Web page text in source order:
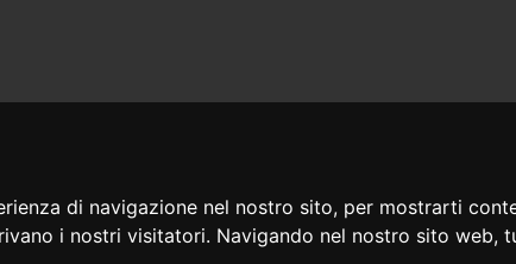
di navigazione nel nostro sito, per mostrarti
i nostri visitatori. Navigando nel nostro sito web,